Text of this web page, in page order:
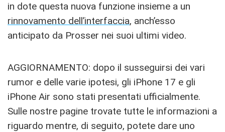
in dote questa nuova funzione insieme a un
rinnovamento dell’interfaccia, anch’esso
anticipato da Prosser nei suoi ultimi video.
AGGIORNAMENTO: dopo il susseguirsi dei vari
rumor e delle varie ipotesi, gli iPhone 17 e gli
iPhone Air sono stati presentati ufficialmente.
Sulle nostre pagine trovate tutte le informazioni a
riguardo mentre, di seguito, potete dare uno